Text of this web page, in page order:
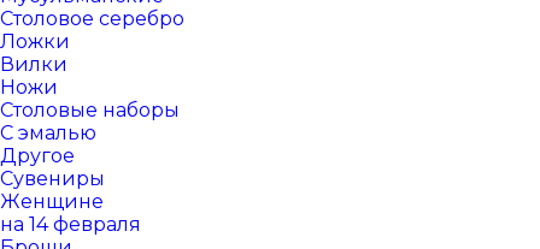
Столовое серебро
Ложки
Вилки
Ножи
Столовые наборы
С эмалью
Другое
Сувениры
Женщине
на 14 февраля